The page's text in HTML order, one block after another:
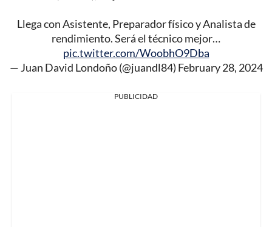
Llega con Asistente, Preparador físico y Analista de
rendimiento. Será el técnico mejor…
pic.twitter.com/WoobhO9Dba
— Juan David Londoño (@juandl84) February 28, 2024
PUBLICIDAD